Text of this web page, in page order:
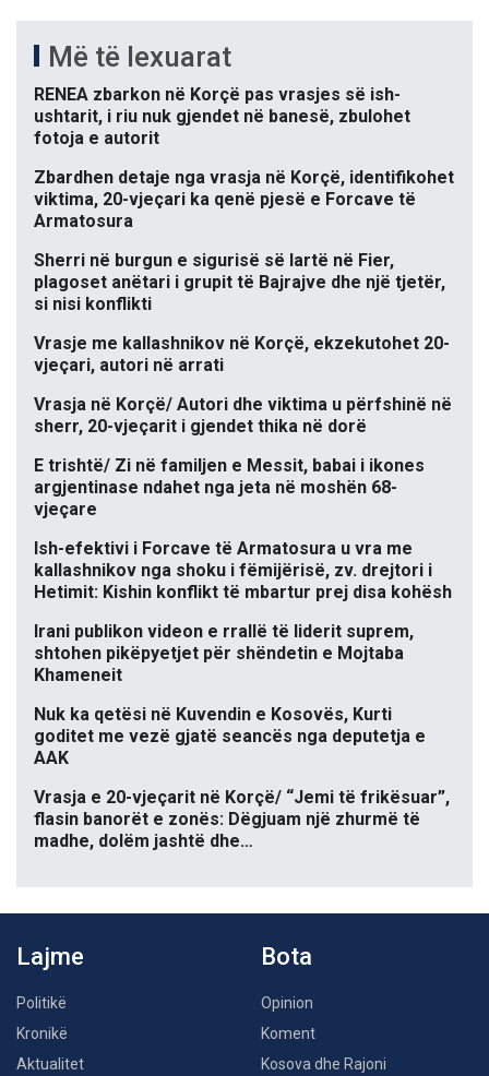
Më të lexuarat
RENEA zbarkon në Korçë pas vrasjes së ish-
ushtarit, i riu nuk gjendet në banesë, zbulohet
fotoja e autorit
Zbardhen detaje nga vrasja në Korçë, identifikohet
viktima, 20-vjeçari ka qenë pjesë e Forcave të
Armatosura
Sherri në burgun e sigurisë së lartë në Fier,
plagoset anëtari i grupit të Bajrajve dhe një tjetër,
si nisi konflikti
Vrasje me kallashnikov në Korçë, ekzekutohet 20-
vjeçari, autori në arrati
Vrasja në Korçë/ Autori dhe viktima u përfshinë në
sherr, 20-vjeçarit i gjendet thika në dorë
E trishtë/ Zi në familjen e Messit, babai i ikones
argjentinase ndahet nga jeta në moshën 68-
vjeçare
Ish-efektivi i Forcave të Armatosura u vra me
kallashnikov nga shoku i fëmijërisë, zv. drejtori i
Hetimit: Kishin konflikt të mbartur prej disa kohësh
Irani publikon videon e rrallë të liderit suprem,
shtohen pikëpyetjet për shëndetin e Mojtaba
Khameneit
Nuk ka qetësi në Kuvendin e Kosovës, Kurti
goditet me vezë gjatë seancës nga deputetja e
AAK
Vrasja e 20-vjeçarit në Korçë/ “Jemi të frikësuar”,
flasin banorët e zonës: Dëgjuam një zhurmë të
madhe, dolëm jashtë dhe…
Lajme
Politikë
Kronikë
Aktualitet
Bota
Opinion
Koment
Kosova dhe Rajoni